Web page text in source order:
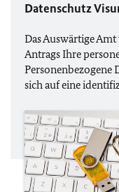
Datenschutz
Das Auswärtige
Antrags Ihre
Personenbezogene
sich auf eine